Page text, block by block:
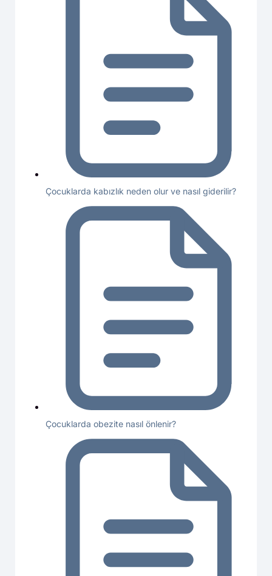
Çocuklarda kabızlık neden olur ve nasıl giderilir?
Çocuklarda obezite nasıl önlenir?